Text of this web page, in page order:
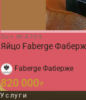
Лот № 4709
Яйцо Faberge
Faberge Фаберже
820 000 ₽
Услуги